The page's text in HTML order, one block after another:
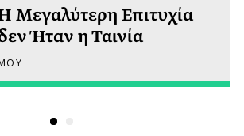
Μεγαλύτερη Επιτυχία
Ήταν η Ταινία